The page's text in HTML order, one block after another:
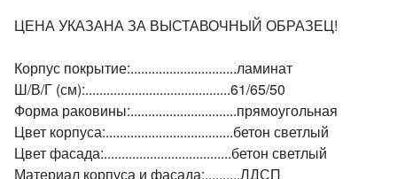
ЦЕНА УКАЗАНА ЗА ВЫСТАВОЧНЫЙ ОБРАЗЕЦ!
Корпус покрытие:..............................ламинат
Ш/В/Г (см):.........................................61/65/50
Форма раковины:..............................прямоугольная
Цвет корпуса:....................................бетон светлый
Цвет фасада:....................................бетон светлый
Материал корпуса и фасада:..........ЛДСП